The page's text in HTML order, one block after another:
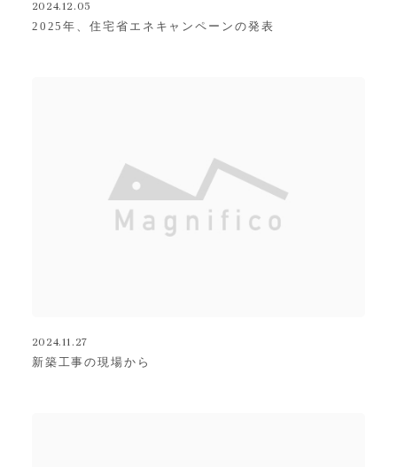
2024.12.05
2025年、住宅省エネキャンペーンの発表
2024.11.27
新築工事の現場から